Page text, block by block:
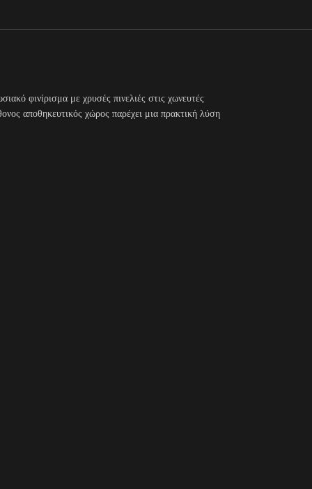
φινίρισμα με χρυσές πινελιές στις χωνευτές
αποθηκευτικός χώρος παρέχει μια πρακτική λύση